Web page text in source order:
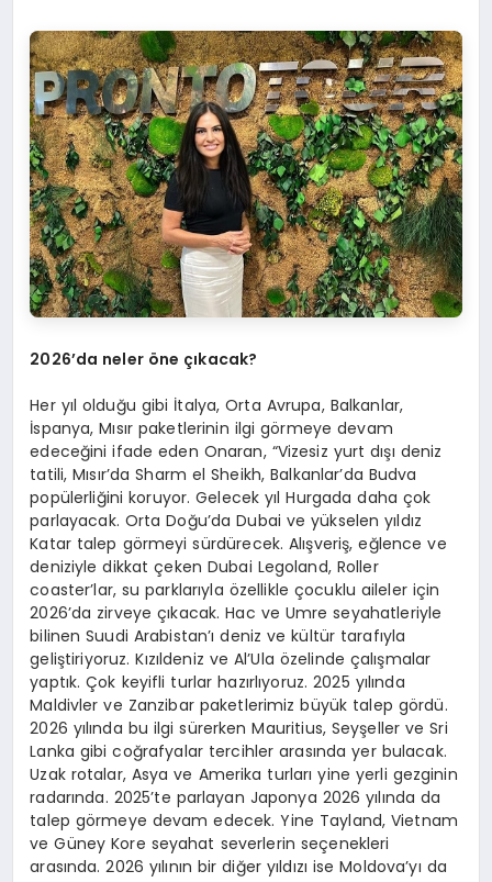
2026’da neler öne çıkacak?
Her yıl olduğu gibi İtalya, Orta Avrupa, Balkanlar,
İspanya, Mısır paketlerinin ilgi görmeye devam
edeceğini ifade eden Onaran, “Vizesiz yurt dışı deniz
tatili, Mısır’da Sharm el Sheikh, Balkanlar’da Budva
popülerliğini koruyor. Gelecek yıl Hurgada daha çok
parlayacak. Orta Doğu’da Dubai ve yükselen yıldız
Katar talep görmeyi sürdürecek. Alışveriş, eğlence ve
deniziyle dikkat çeken Dubai Legoland, Roller
coaster’lar, su parklarıyla özellikle çocuklu aileler için
2026’da zirveye çıkacak. Hac ve Umre seyahatleriyle
bilinen Suudi Arabistan’ı deniz ve kültür tarafıyla
geliştiriyoruz. Kızıldeniz ve Al’Ula özelinde çalışmalar
yaptık. Çok keyifli turlar hazırlıyoruz. 2025 yılında
Maldivler ve Zanzibar paketlerimiz büyük talep gördü.
2026 yılında bu ilgi sürerken Mauritius, Seyşeller ve Sri
Lanka gibi coğrafyalar tercihler arasında yer bulacak.
Uzak rotalar, Asya ve Amerika turları yine yerli gezginin
radarında. 2025’te parlayan Japonya 2026 yılında da
talep görmeye devam edecek. Yine Tayland, Vietnam
ve Güney Kore seyahat severlerin seçenekleri
arasında. 2026 yılının bir diğer yıldızı ise Moldova’yı da